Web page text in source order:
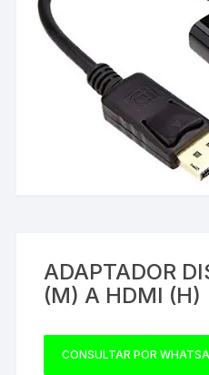
ADAPTADOR
(M) A HDMI (H)
CONSULTAR POR